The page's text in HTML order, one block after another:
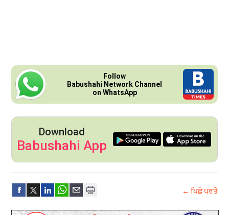
Follow
Babushahi Network Channel
on WhatsApp
Download
Babushahi App
← ਪਿਛੇ ਪਰਤੋ